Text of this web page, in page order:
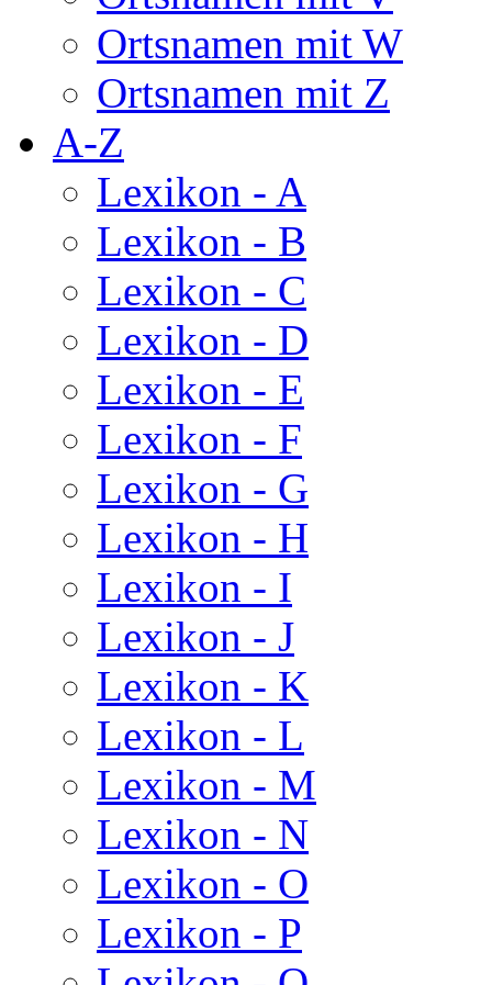
Ortsnamen mit W
Ortsnamen mit Z
A-Z
Lexikon - A
Lexikon - B
Lexikon - C
Lexikon - D
Lexikon - E
Lexikon - F
Lexikon - G
Lexikon - H
Lexikon - I
Lexikon - J
Lexikon - K
Lexikon - L
Lexikon - M
Lexikon - N
Lexikon - O
Lexikon - P